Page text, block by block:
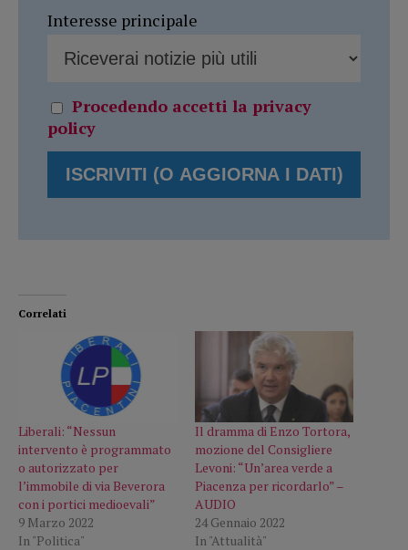
Interesse principale
Procedendo accetti la privacy
policy
Correlati
Liberali: “Nessun
intervento è programmato
o autorizzato per
l’immobile di via Beverora
con i portici medioevali”
9 Marzo 2022
In "Politica"
Il dramma di Enzo Tortora,
mozione del Consigliere
Levoni: “Un’area verde a
Piacenza per ricordarlo” –
AUDIO
24 Gennaio 2022
In "Attualità"